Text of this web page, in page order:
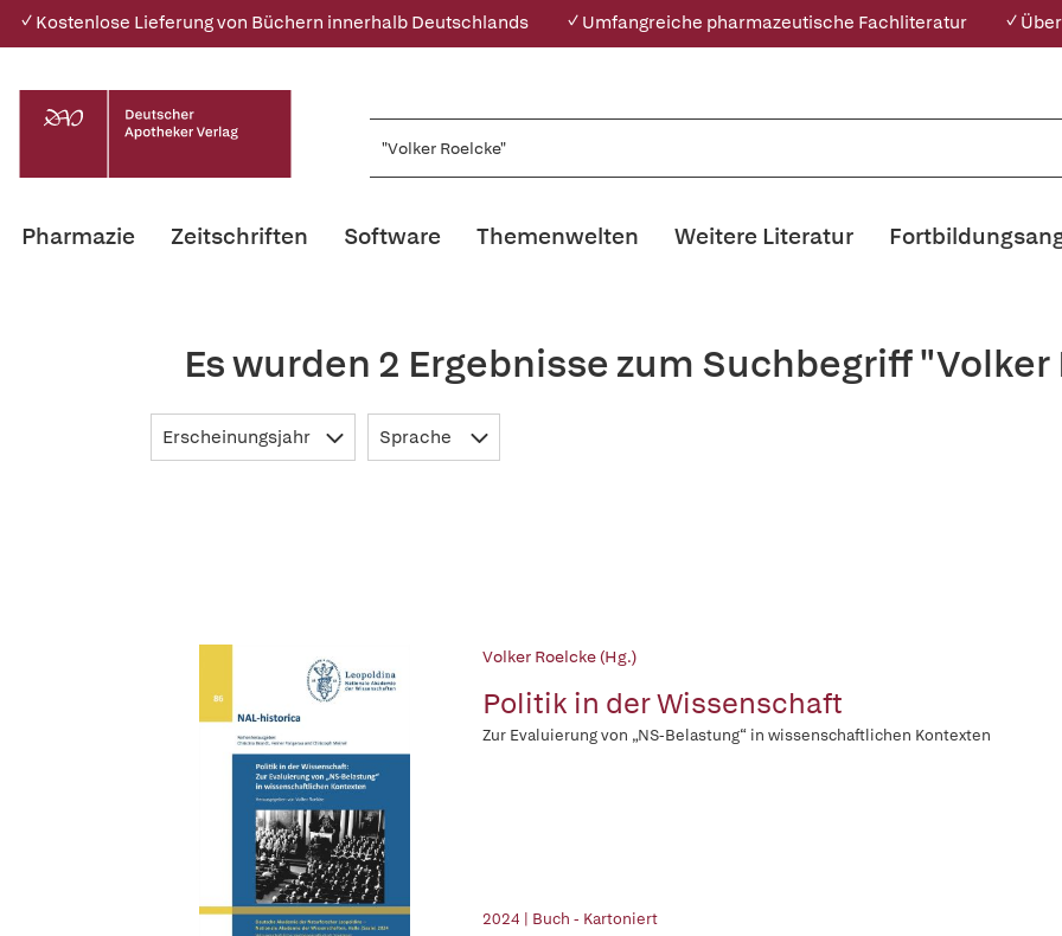
✓ Kostenlose Lieferung von Büchern innerhalb Deutschlands ✓ Umfangreiche pharmazeutische Fachliteratur ✓
Pharmazie Zeitschriften Software Themenwelten Weitere Literatur
Es wurden 2 Ergebnisse zum Suchbegriff
Erscheinungsjahr Sprache
Volker Roelcke (Hg.)
Politik in der Wissenschaft
Zur Evaluierung von „NS-Belastung“ in wissenschaftlichen Kontexten
2024 | Buch - Kartoniert